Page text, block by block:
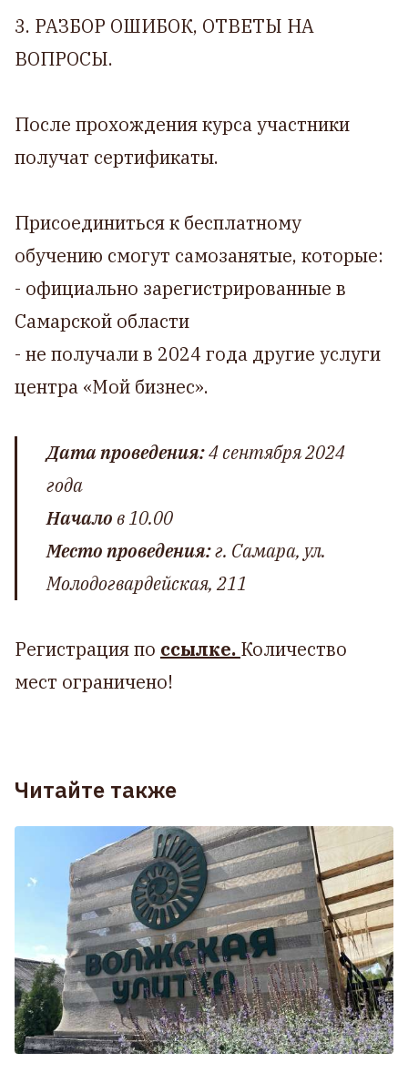
3. РАЗБОР ОШИБОК, ОТВЕТЫ НА
ВОПРОСЫ.
После прохождения курса участники
получат сертификаты.
Присоединиться к бесплатному
обучению смогут самозанятые, которые:
- официально зарегистрированные в
Самарской области
- не получали в 2024 года другие услуги
центра «Мой бизнес».
Дата проведения:4 сентября 2024
года
Началов 10.00
Место проведения:г. Самара, ул.
Молодогвардейская, 211
Регистрация по ссылке. Количество
мест ограничено!
Читайте также